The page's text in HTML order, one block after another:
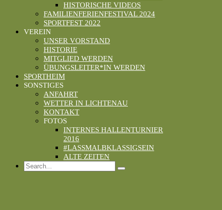
HISTORISCHE VIDEOS
FAMILIENFERIENFESTIVAL 2024
SPORTFEST 2022
VEREIN
UNSER VORSTAND
HISTORIE
MITGLIED WERDEN
ÜBUNGSLEITER*IN WERDEN
SPORTHEIM
SONSTIGES
ANFAHRT
WETTER IN LICHTENAU
KONTAKT
FOTOS
INTERNES HALLENTURNIER
2016
#LASSMALBKLASSIGSEIN
ALTE ZEITEN
Search